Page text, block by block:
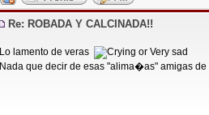
Re: ROBADA Y CALCINADA!!
Lo lamento de veras
Nada que decir de esas "alima�as" amigas de